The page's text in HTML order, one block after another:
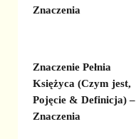
Znaczenia
Znaczenie Pełnia
Księżyca (Czym jest,
Pojęcie & Definicja) –
Znaczenia